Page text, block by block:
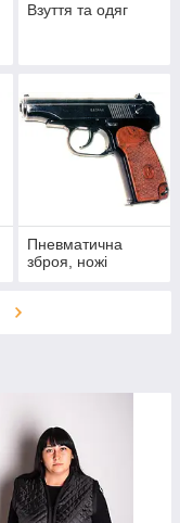
Взуття та одяг
Пневматична
зброя, ножі